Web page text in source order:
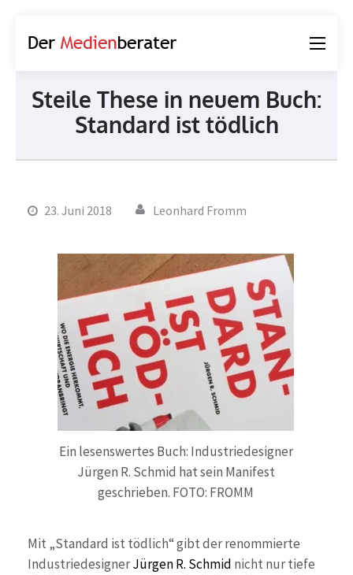
Steile These in neuem Buch:
Standard ist tödlich
23. Juni 2018 Leonhard Fromm
Ein lesenswertes Buch: Industriedesigner
Jürgen R. Schmid hat sein Manifest
geschrieben. FOTO: FROMM
Mit „Standard ist tödlich“ gibt der renommierte
IndustriedesignerJürgen R. Schmid nicht nur tiefe